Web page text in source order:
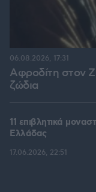
Αφροδίτη στον
ζώδια
06.08.2026, 17:31
11 επιβλητικά
Ελλάδας
17.06.2026, 22:51